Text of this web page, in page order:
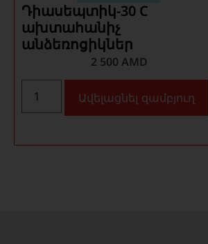
Դիասեպտիկ-30 C
ախտահանիչ
անձեռոցիկներ
2 500 AMD
Ավելացնել զամբյուղ